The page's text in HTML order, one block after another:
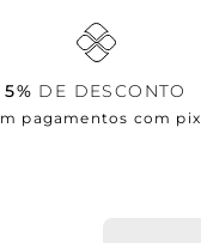
5% DE DESCONTO
pagamentos com pix